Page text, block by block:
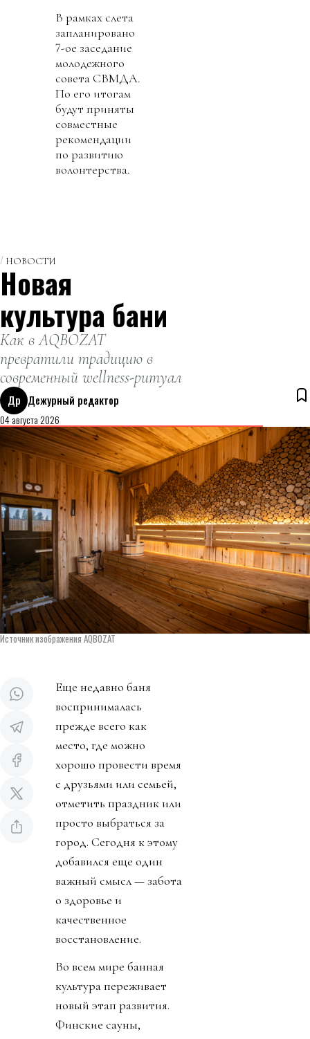
В рамках слета
запланировано
7-ое заседание
молодежного
совета СВМДА.
По его итогам
будут приняты
совместные
рекомендации
по развитию
волонтерства.
НОВОСТИ
Новая
культура бани
Как в AQBOZAT
превратили традицию в
современный wellness-ритуал
Др Дежурный редактор
04 августа 2026
Источник изображения AQBOZAT
Еще недавно баня
воспринималась
прежде всего как
место, где можно
хорошо провести время
с друзьями или семьей,
отметить праздник или
просто выбраться за
город. Сегодня к этому
добавился еще один
важный смысл — забота
о здоровье и
качественное
восстановление.
Во всем мире банная
культура переживает
новый этап развития.
Финские сауны,